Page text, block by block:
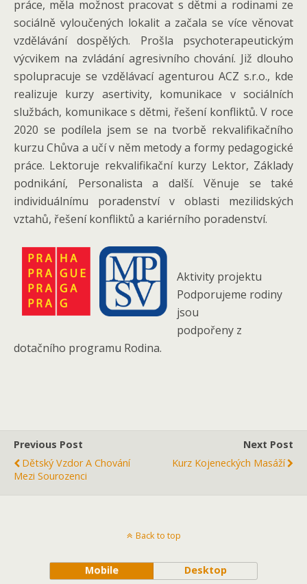
práce, měla možnost pracovat s dětmi a rodinami ze
sociálně vyloučených lokalit a začala se více věnovat
vzdělávání dospělých. Prošla psychoterapeutickým
výcvikem na zvládání agresivního chování. Již dlouho
spolupracuje se vzdělávací agenturou ACZ s.r.o., kde
realizuje kurzy asertivity, komunikace v sociálních
službách, komunikace s dětmi, řešení konfliktů. V roce
2020 se podílela jsem se na tvorbě rekvalifikačního
kurzu Chůva a učí v něm metody a formy pedagogické
práce. Lektoruje rekvalifikační kurzy Lektor, Základy
podnikání, Personalista a další. Věnuje se také
individuálnímu poradenství v oblasti mezilidských
vztahů, řešení konfliktů a kariérního poradenství.
Aktivity projektu
Podporujeme rodiny
jsou
podpořeny z
dotačního programu Rodina.
Previous Post
Dětský Vzdor A Chování
Mezi Sourozenci
Next Post
Kurz Kojeneckých Masáží
Back to top
Mobile Desktop